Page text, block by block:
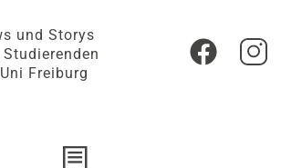
und Storys
Freiburg